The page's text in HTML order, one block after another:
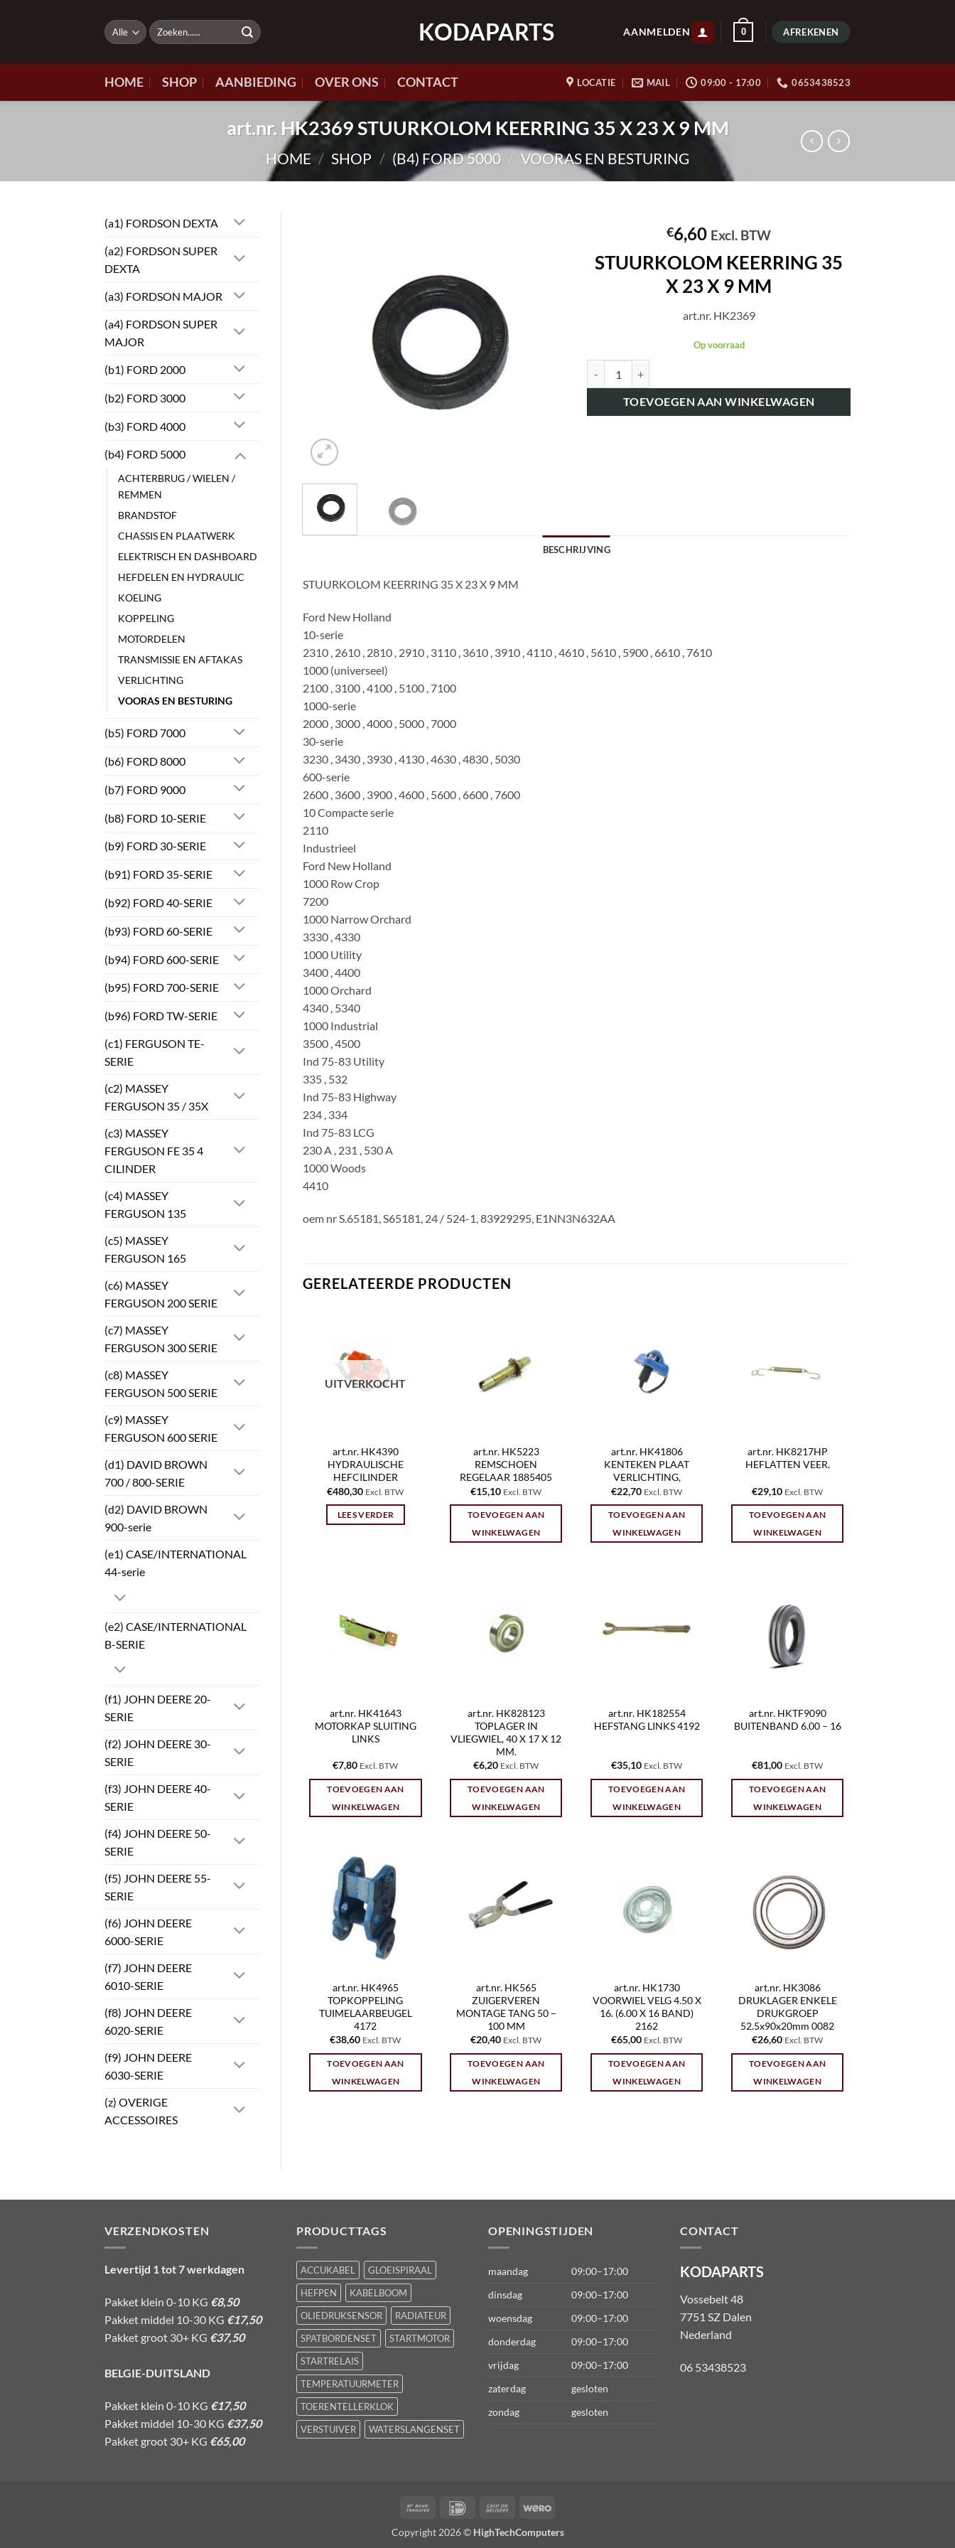
KODAPARTS
Zoeken
naar:
AANMELDEN 0 AFREKENEN
HOME SHOP AANBIEDING OVER ONS CONTACT LOCATIE MAIL 09:00 - 17:00 0653438523
art.nr. HK2369 STUURKOLOM KEERRING 35 X 23 X 9 MM
HOME / SHOP / (B4) FORD 5000 / VOORAS EN BESTURING
(a1) FORDSON DEXTA
(a2) FORDSON SUPER
DEXTA
(a3) FORDSON MAJOR
(a4) FORDSON SUPER
MAJOR
(b1) FORD 2000
(b2) FORD 3000
(b3) FORD 4000
(b4) FORD 5000
ACHTERBRUG / WIELEN /
REMMEN
BRANDSTOF
CHASSIS EN PLAATWERK
ELEKTRISCH EN DASHBOARD
HEFDELEN EN HYDRAULIC
KOELING
KOPPELING
MOTORDELEN
TRANSMISSIE EN AFTAKAS
VERLICHTING
VOORAS EN BESTURING
(b5) FORD 7000
(b6) FORD 8000
(b7) FORD 9000
(b8) FORD 10-SERIE
(b9) FORD 30-SERIE
(b91) FORD 35-SERIE
(b92) FORD 40-SERIE
(b93) FORD 60-SERIE
(b94) FORD 600-SERIE
(b95) FORD 700-SERIE
(b96) FORD TW-SERIE
(c1) FERGUSON TE-
SERIE
(c2) MASSEY
FERGUSON 35 / 35X
(c3) MASSEY
FERGUSON FE 35 4
CILINDER
(c4) MASSEY
FERGUSON 135
(c5) MASSEY
FERGUSON 165
(c6) MASSEY
FERGUSON 200 SERIE
(c7) MASSEY
FERGUSON 300 SERIE
(c8) MASSEY
FERGUSON 500 SERIE
(c9) MASSEY
FERGUSON 600 SERIE
(d1) DAVID BROWN
700 / 800-SERIE
(d2) DAVID BROWN
900-serie
(e1) CASE/INTERNATIONAL
44-serie
(e2) CASE/INTERNATIONAL
B-SERIE
(f1) JOHN DEERE 20-
SERIE
(f2) JOHN DEERE 30-
SERIE
(f3) JOHN DEERE 40-
SERIE
(f4) JOHN DEERE 50-
SERIE
(f5) JOHN DEERE 55-
SERIE
(f6) JOHN DEERE
6000-SERIE
(f7) JOHN DEERE
6010-SERIE
(f8) JOHN DEERE
6020-SERIE
(f9) JOHN DEERE
6030-SERIE
(z) OVERIGE
ACCESSOIRES
€6,60 Excl. BTW
STUURKOLOM KEERRING 35
X 23 X 9 MM
art.nr. HK2369
Op voorraad
TOEVOEGEN AAN WINKELWAGEN
BESCHRIJVING
STUURKOLOM KEERRING 35 X 23 X 9 MM
Ford New Holland
10-serie
2310 , 2610 , 2810 , 2910 , 3110 , 3610 , 3910 , 4110 , 4610 , 5610 , 5900 , 6610 , 7610
1000 (universeel)
2100 , 3100 , 4100 , 5100 , 7100
1000-serie
2000 , 3000 , 4000 , 5000 , 7000
30-serie
3230 , 3430 , 3930 , 4130 , 4630 , 4830 , 5030
600-serie
2600 , 3600 , 3900 , 4600 , 5600 , 6600 , 7600
10 Compacte serie
2110
Industrieel
Ford New Holland
1000 Row Crop
7200
1000 Narrow Orchard
3330 , 4330
1000 Utility
3400 , 4400
1000 Orchard
4340 , 5340
1000 Industrial
3500 , 4500
Ind 75-83 Utility
335 , 532
Ind 75-83 Highway
234 , 334
Ind 75-83 LCG
230 A , 231 , 530 A
1000 Woods
4410
oem nr S.65181, S65181, 24 / 524-1, 83929295, E1NN3N632AA
GERELATEERDE PRODUCTEN
UITVERKOCHT
art.nr. HK4390
HYDRAULISCHE
HEFCILINDER
€480,30 Excl. BTW
LEES VERDER
art.nr. HK5223
REMSCHOEN
REGELAAR 1885405
€15,10 Excl. BTW
TOEVOEGEN AAN
WINKELWAGEN
art.nr. HK41806
KENTEKEN PLAAT
VERLICHTING,
€22,70 Excl. BTW
TOEVOEGEN AAN
WINKELWAGEN
art.nr. HK8217HP
HEFLATTEN VEER.
€29,10 Excl. BTW
TOEVOEGEN AAN
WINKELWAGEN
art.nr. HK41643
MOTORKAP SLUITING
LINKS
€7,80 Excl. BTW
TOEVOEGEN AAN
WINKELWAGEN
art.nr. HK828123
TOPLAGER IN
VLIEGWIEL, 40 X 17 X 12
MM.
€6,20 Excl. BTW
TOEVOEGEN AAN
WINKELWAGEN
art.nr. HK182554
HEFSTANG LINKS 4192
€35,10 Excl. BTW
TOEVOEGEN AAN
WINKELWAGEN
art.nr. HKTF9090
BUITENBAND 6.00 – 16
€81,00 Excl. BTW
TOEVOEGEN AAN
WINKELWAGEN
art.nr. HK4965
TOPKOPPELING
TUIMELAARBEUGEL
4172
€38,60 Excl. BTW
TOEVOEGEN AAN
WINKELWAGEN
art.nr. HK565
ZUIGERVEREN
MONTAGE TANG 50 –
100 MM
€20,40 Excl. BTW
TOEVOEGEN AAN
WINKELWAGEN
art.nr. HK1730
VOORWIEL VELG 4.50 X
16. (6.00 X 16 BAND)
2162
€65,00 Excl. BTW
TOEVOEGEN AAN
WINKELWAGEN
art.nr. HK3086
DRUKLAGER ENKELE
DRUKGROEP
52.5x90x20mm 0082
€26,60 Excl. BTW
TOEVOEGEN AAN
WINKELWAGEN
VERZENDKOSTEN
Levertijd 1 tot 7 werkdagen
Pakket klein 0-10 KG €8,50
Pakket middel 10-30 KG €17,50
Pakket groot 30+ KG €37,50
BELGIE-DUITSLAND
Pakket klein 0-10 KG €17,50
Pakket middel 10-30 KG €37,50
Pakket groot 30+ KG €65,00
PRODUCTTAGS
ACCUKABEL
GLOEISPIRAAL
HEFPEN
KABELBOOM
OLIEDRUKSENSOR
RADIATEUR
SPATBORDENSET
STARTMOTOR
STARTRELAIS
TEMPERATUURMETER
TOERENTELLERKLOK
VERSTUIVER
WATERSLANGENSET
OPENINGSTIJDEN
maandag
09:00–17:00
dinsdag
09:00–17:00
woensdag
09:00–17:00
donderdag
09:00–17:00
vrijdag
09:00–17:00
zaterdag
gesloten
zondag
gesloten
CONTACT
KODAPARTS
Vossebelt 48
7751 SZ Dalen
Nederland
06 53438523
Bank
IDeal
Cash
Delivery
Wero
Copyright 2026 © HighTechComputers